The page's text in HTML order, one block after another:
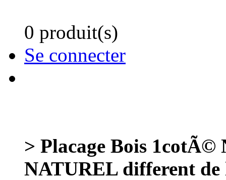
0 produit(s)
Se connecter
> Placage Bois
NATUREL different